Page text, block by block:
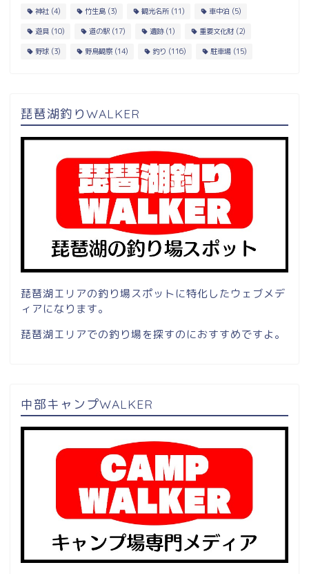
神社 (4) 竹生島 (3) 観光名所 (11) 車中泊 (5)
遊具 (10) 道の駅 (17) 遺跡(1) 重要文化財 (2)
野球 (3) 野鳥観察 (14) 釣り (116) 駐車場 (15)
琵琶湖釣りWALKER
琵琶湖エリアの釣り場スポットに特化したウェブメデ
ィアになります。
琵琶湖エリアでの釣り場を探すのにおすすめですよ。
中部キャンプWALKER